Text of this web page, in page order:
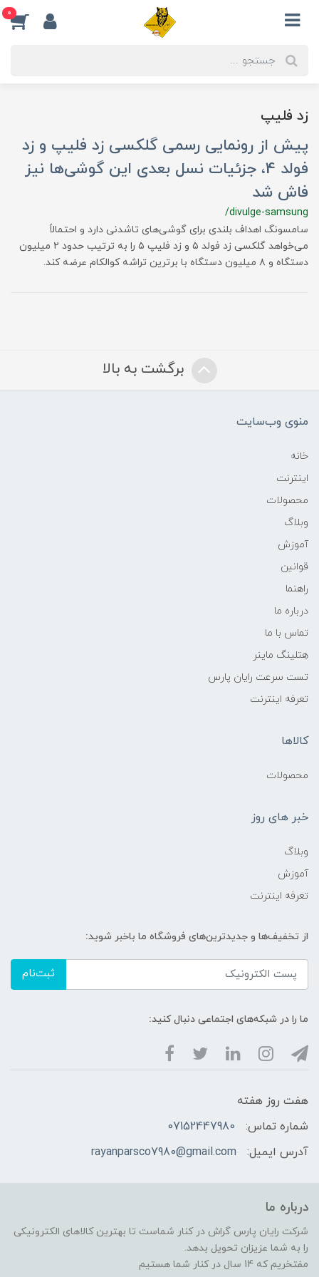
0
زد فلیپ
پیش از رونمایی رسمی گلکسی زد فلیپ و زد
فولد 4، جزئیات نسل بعدی این گوشی‌ها نیز
فاش شد
/divulge-samsung
سامسونگ اهداف بلندی برای گوشی‌های تاشدنی دارد و احتمالاً
می‌خواهد گلکسی زد فولد ۵ و زد فلیپ ۵ را به ترتیب حدود ۲ میلیون
دستگاه و ۸ میلیون دستگاه با برترین تراشه کوالکام عرضه کند.
برگشت به بالا
منوی وب‌سایت
خانه
اینترنت
محصولات
وبلاگ
آموزش
قوانین
راهنما
درباره ما
تماس با ما
هتلینگ ماینر
تست سرعت رایان پارس
تعرفه اینترنت
کالاها
محصولات
خبر های روز
وبلاگ
آموزش
تعرفه اینترنت
از تخفیف‌ها و جدیدترین‌های فروشگاه ما باخبر شوید:
ثبت‌نام
ما را در شبکه‌های اجتماعی دنبال کنید:
هفت روز هفته
شماره تماس:
07152447980
آدرس ایمیل:
rayanparsco7980@gmail.com
درباره ما
شرکت رایان پارس گراش در کنار شماست تا بهترین کالاهای الکترونیکی
را به شما عزیزان تحویل بدهد.
مفتخریم که 14 سال در کنار شما هستیم